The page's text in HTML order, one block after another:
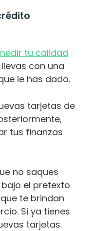
tu calidad
con una
le has dado.
tarjetas de
tus finanzas
no saques
el pretexto
te brindan
Si ya tienes
tarjetas.